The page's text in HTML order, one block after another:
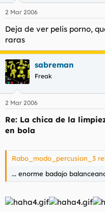
2 Mar 2006
Deja de ver pelis porno,
raras
sabreman
Freak
2 Mar 2006
Re: La chica de la
en bola
Rabo_modo_percusion_3
... enorme badajo